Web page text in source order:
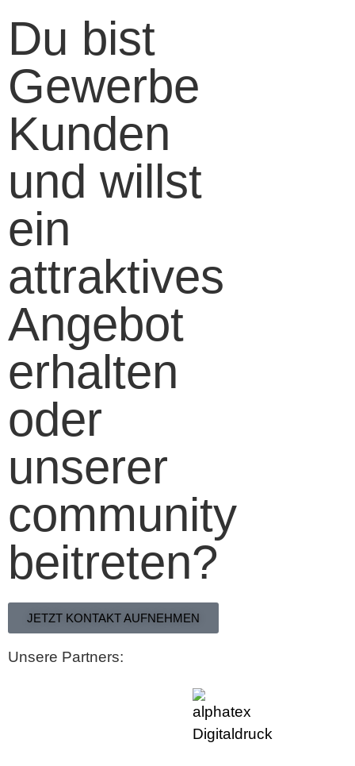
Du bist
Gewerbe
Kunden
und willst
ein
attraktives
Angebot
erhalten
oder
unserer
community
beitreten?
JETZT KONTAKT AUFNEHMEN
Unsere Partners: